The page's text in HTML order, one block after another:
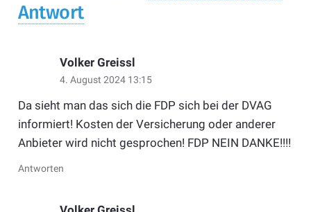
Antwort
Volker Greissl
4. August 2024 13:15
Da sieht man das sich die FDP sich bei der DVAG
informiert! Kosten der Versicherung oder anderer
Anbieter wird nicht gesprochen! FDP NEIN DANKE!!!!
Antworten